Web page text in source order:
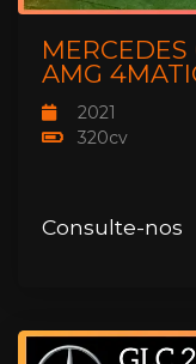
AMG
2021
320cv
Consulte-nos